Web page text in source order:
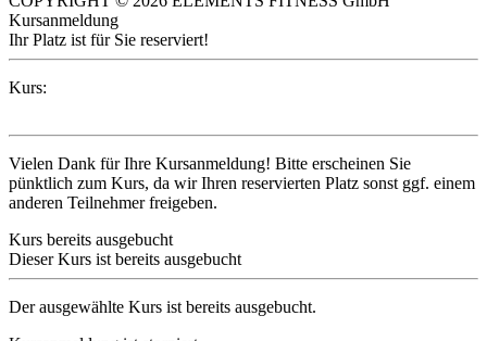
Kursanmeldung
Ihr Platz ist für Sie reserviert!
Kurs:
Vielen Dank für Ihre Kursanmeldung! Bitte erscheinen Sie
pünktlich zum Kurs, da wir Ihren reservierten Platz sonst ggf. einem
anderen Teilnehmer freigeben.
Kurs bereits ausgebucht
Dieser Kurs ist bereits ausgebucht
Der ausgewählte Kurs ist bereits ausgebucht.